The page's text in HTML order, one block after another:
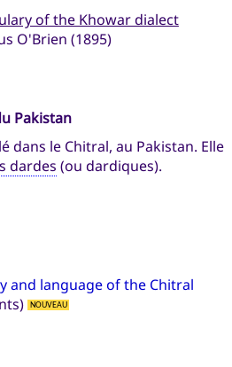
of the Khowar dialect
O'Brien (1895)
Pakistan
dans le Chitral, au Pakistan. Elle
dardes (ou dardiques).
and language of the Chitral
NOUVEAU